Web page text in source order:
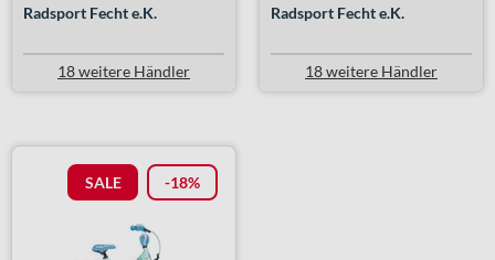
Radsport Fecht e.K.
18 weitere Händler
Radsport Fecht e.K.
18 weitere Händler
SALE -18%